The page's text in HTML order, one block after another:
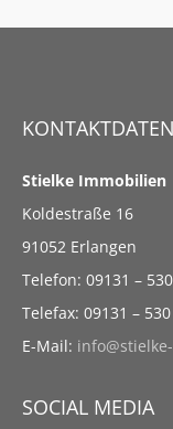
KONTAKTDATEN
Stielke Immobilien
Koldestraße 16
91052 Erlangen
Telefon: 09131 –
Telefax: 09131 –
E-Mail:
SOCIAL MEDIA